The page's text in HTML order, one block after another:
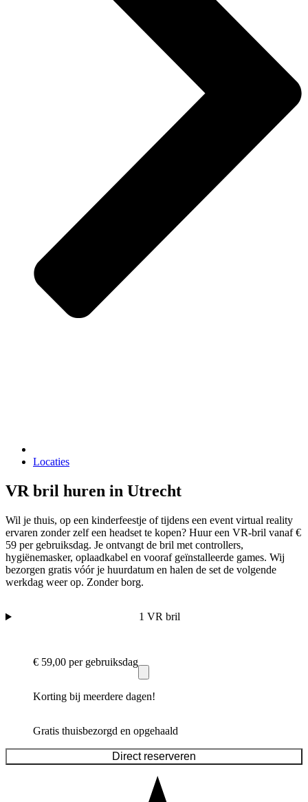
Locaties
VR bril huren in Utrecht
Wil je thuis, op een kinderfeestje of tijdens een event virtual reality
ervaren zonder zelf een headset te kopen? Huur een VR-bril vanaf €
59 per gebruiksdag. Je ontvangt de bril met controllers,
hygiënemasker, oplaadkabel en vooraf geïnstalleerde games. Wij
bezorgen gratis vóór je huurdatum en halen de set de volgende
werkdag weer op. Zonder borg.
1 VR bril
€ 59,00 per gebruiksdag
Korting bij meerdere dagen!
Gratis thuisbezorgd en opgehaald
Direct reserveren